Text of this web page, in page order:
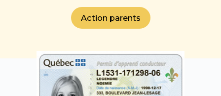
Action parents